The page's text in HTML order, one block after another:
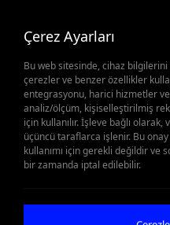
Yedek
Çerez Ayarları
Bu web sitesinde, cihaz
çerezler ve benzer özellikler
entegrasyonu, harici hizmetler
analiz/ölçüm, kişiselleştirilmiş
için kullanılır. İşleve bağlı
üçüncü taraflarca işlenir. Bu
kullanımı için gerekli değildir ve
bir zamanda iptal edilebilir.